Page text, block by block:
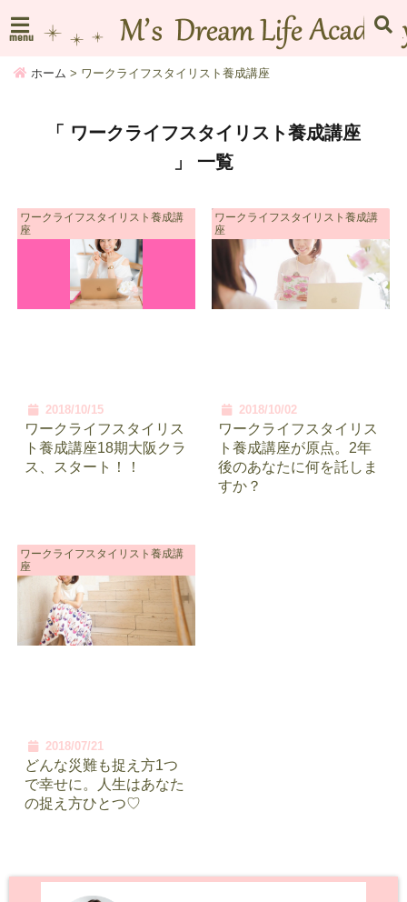
menu
ホーム > ワークライフスタイリスト養成講座
「 ワークライフスタイリスト養成講座
」 一覧
ワークライフスタイリスト養成講
座
2018/10/15
ワークライフスタイリス
ト養成講座18期大阪クラ
ス、スタート！！
ワークライフスタイリスト養成講
座
2018/10/02
ワークライフスタイリス
ト養成講座が原点。2年
後のあなたに何を託しま
すか？
ワークライフスタイリスト養成講
座
2018/07/21
どんな災難も捉え方1つ
で幸せに。人生はあなた
の捉え方ひとつ♡